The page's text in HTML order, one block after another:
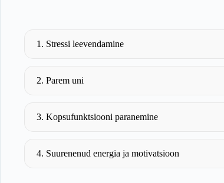
1. Stressi leevendamine
2. Parem uni
3. Kopsufunktsiooni paranemine
4. Suurenenud energia ja motivatsioon